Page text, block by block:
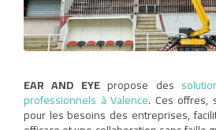
EAR AND EYEpropose des
professionnels à Valence. Ces offres,
pour les besoins des entreprises,